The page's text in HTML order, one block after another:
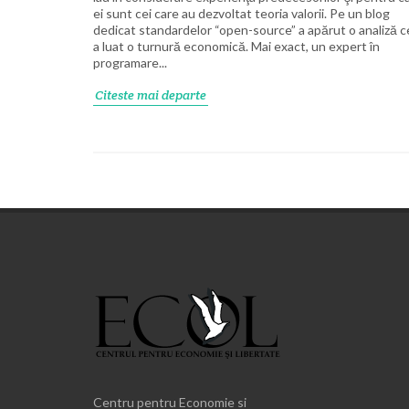
ei sunt cei care au dezvoltat teoria valorii. Pe un blog
dedicat standardelor “open-source” a apărut o analiză
a luat o turnură economică. Mai exact, un expert în
programare...
Citeste mai departe
Centru pentru Economie si